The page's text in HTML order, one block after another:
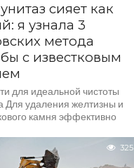
сияет как
я узнала 3
метода
с известковым
для идеальной чистоты
Для удаления желтизны и
камня эффективно
325